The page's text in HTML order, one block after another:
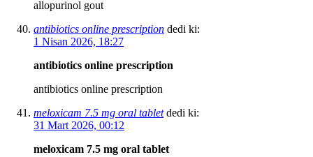
allopurinol gout
antibiotics online prescription dedi ki:
1 Nisan 2026, 18:27
antibiotics online prescription
antibiotics online prescription
meloxicam 7.5 mg oral tablet dedi ki:
31 Mart 2026, 00:12
meloxicam 7.5 mg oral tablet